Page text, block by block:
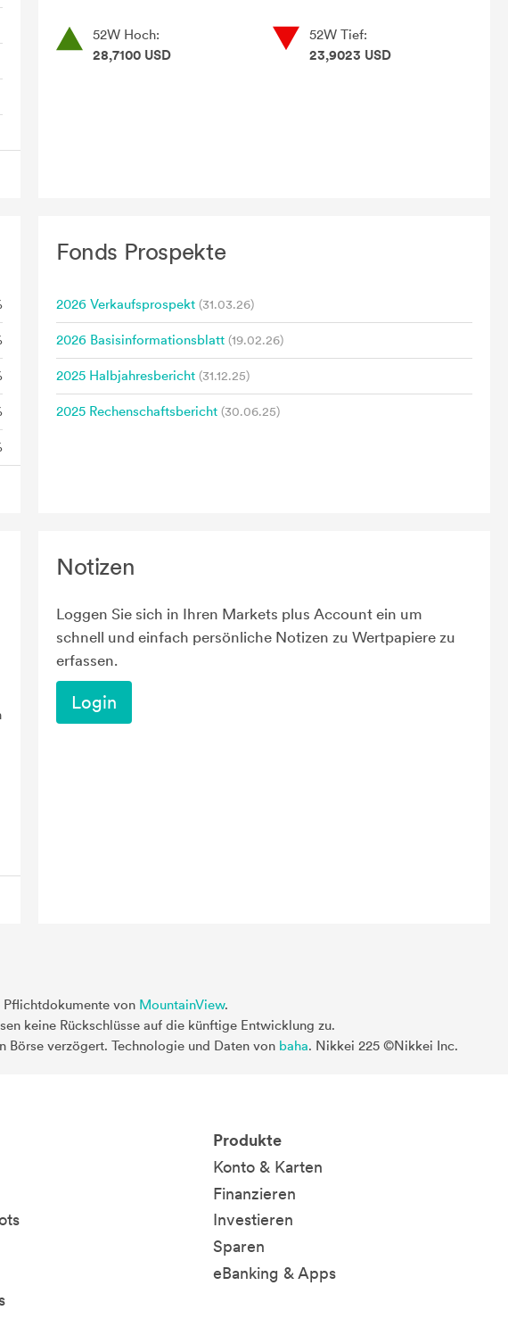
52W Hoch:
28,7100 USD
52W Tief:
23,9023 USD
Fonds Prospekte
2026 Verkaufsprospekt (31.03.26)
2026 Basisinformationsblatt (19.02.26)
2025 Halbjahresbericht (31.12.25)
2025 Rechenschaftsbericht (30.06.25)
Notizen
Loggen Sie sich in Ihren Markets plus Account ein um
schnell und einfach persönliche Notizen zu Wertpapiere zu
erfassen.
Login
Pflichtdokumente von MountainView.
keine Rückschlüsse auf die künftige Entwicklung zu.
verzögert. Technologie und Daten von baha. Nikkei 225 ©Nikkei Inc.
Produkte
Konto & Karten
Finanzieren
Investieren
Sparen
eBanking & Apps